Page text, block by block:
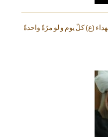
(ع) كلّ يوم و لو مرّةً واحدةً